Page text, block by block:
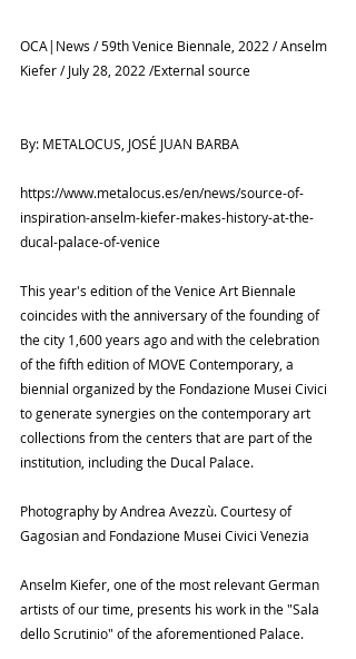
OCA|News / 59th Venice Biennale, 2022 / Anselm
Kiefer / July 28, 2022 /External source
By: METALOCUS, JOSÉ JUAN BARBA
https://www.metalocus.es/en/news/source-of-
inspiration-anselm-kiefer-makes-history-at-the-
ducal-palace-of-venice
This year's edition of the Venice Art Biennale
coincides with the anniversary of the founding of
the city 1,600 years ago and with the celebration
of the fifth edition of MOVE Contemporary, a
biennial organized by the Fondazione Musei Civici
to generate synergies on the contemporary art
collections from the centers that are part of the
institution, including the Ducal Palace.
Photography by Andrea Avezzù. Courtesy of
Gagosian and Fondazione Musei Civici Venezia
Anselm Kiefer, one of the most relevant German
artists of our time, presents his work in the "Sala
dello Scrutinio" of the aforementioned Palace.